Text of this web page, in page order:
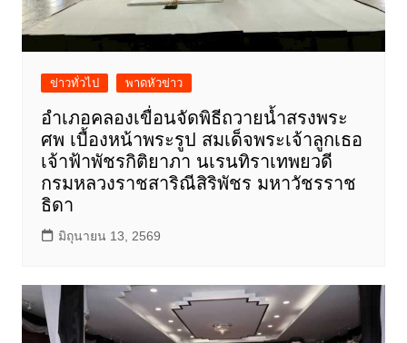
ข่าวทั่วไป พาดหัวข่าว
อำเภอคลองเขื่อนจัดพิธีถวายน้ำสรงพระ
ศพ เบื้องหน้าพระรูป สมเด็จพระเจ้าลูกเธอ
เจ้าฟ้าพัชรกิติยาภา นเรนทิราเทพยวดี
กรมหลวงราชสาริณีสิริพัชร มหาวัชรราช
ธิดา
มิถุนายน 13, 2569